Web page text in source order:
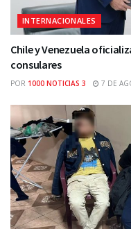
INTERNACIONALES
Chile y Venezuela
consulares
POR 1000 NOTICIAS 3 7 DE